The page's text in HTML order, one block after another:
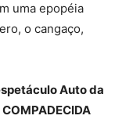
uma epopéia
o cangaço,
Auto da